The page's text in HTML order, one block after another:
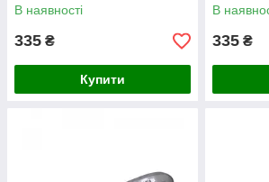
В наявності
335 ₴
Купити
В
335 ₴